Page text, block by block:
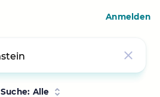
Suche: Alle
Anmelden